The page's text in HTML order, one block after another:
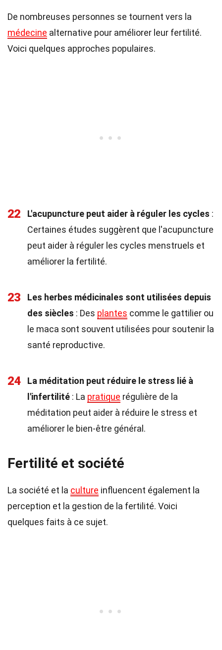
De nombreuses personnes se tournent vers la
médecine alternative pour améliorer leur fertilité.
Voici quelques approches populaires.
22 L'acupuncture peut aider à réguler les cycles :
Certaines études suggèrent que l'acupuncture
peut aider à réguler les cycles menstruels et
améliorer la fertilité.
23
Les herbes médicinales sont utilisées depuis
des siècles : Des plantes comme le gattilier ou
le maca sont souvent utilisées pour soutenir la
santé reproductive.
24
La méditation peut réduire le stress lié à
l'infertilité : La pratique régulière de la
méditation peut aider à réduire le stress et
améliorer le bien-être général.
Fertilité et société
La société et la culture influencent également la
perception et la gestion de la fertilité. Voici
quelques faits à ce sujet.